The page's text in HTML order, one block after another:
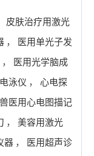
皮肤治疗用激光
，
医用单光子发
，
医用光学脑成
泳仪 ，
心电探
兽医用心电图描记
，
美容用激光
器 ，
医用超声诊